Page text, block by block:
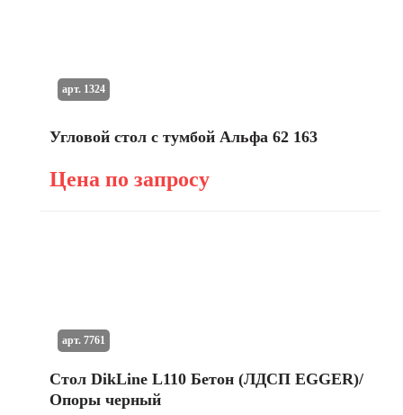
Угловой стол с тумбой Альфа 62 163
Цена по запросу
арт. 1324
Стол DikLine L110 Бетон (ЛДСП EGGER)/
Опоры черный
арт. 7761